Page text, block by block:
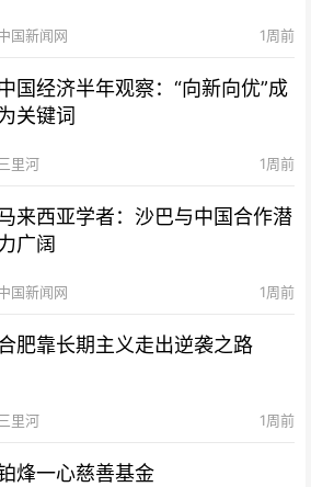
国新闻网 1周前
国经济半年观察：“向新向优”成
关键词
里河 1周前
来西亚学者：沙巴与中国合作潜
广阔
国新闻网 1周前
肥靠长期主义走出逆袭之路
里河 1周前
烽一心慈善基金